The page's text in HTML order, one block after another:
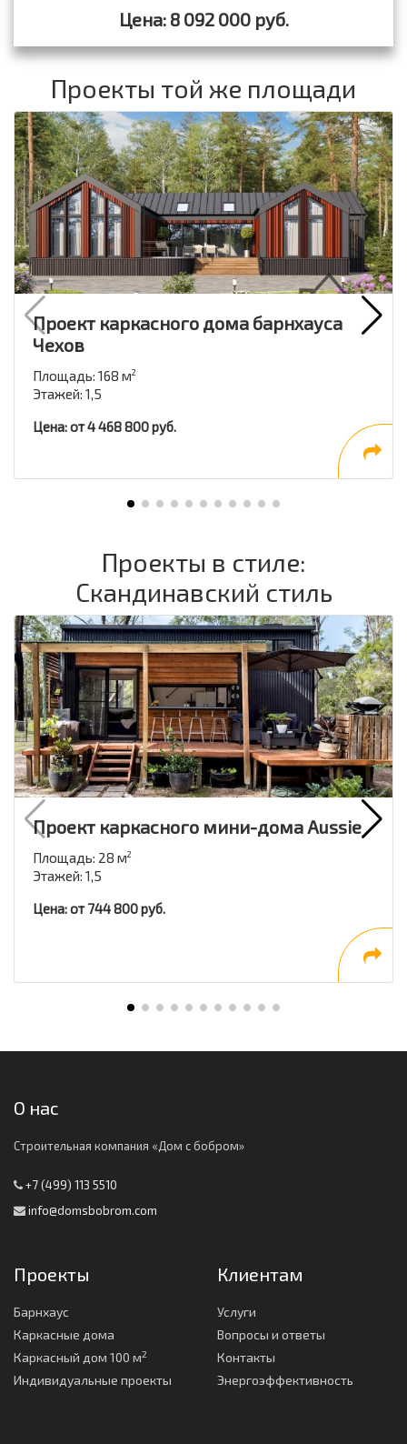
Цена: 8 092 000 руб.
Проекты той же площади
Проект каркасного дома барнхауса
Чехов
Площадь: 168 м2
Этажей: 1,5
Цена: от 4 468 800 руб.
Проекты в стиле:
Скандинавский стиль
Проект каркасного мини-дома Aussie
Площадь: 28 м2
Этажей: 1,5
Цена: от 744 800 руб.
О нас
Строительная компания «Дом с бобром»
+7 (499) 113 5510
info@domsbobrom.com
Проекты
Барнхаус
Каркасные дома
Каркасный дом 100 м2
Индивидуальные проекты
Клиентам
Услуги
Вопросы и ответы
Контакты
Энергоэффективность